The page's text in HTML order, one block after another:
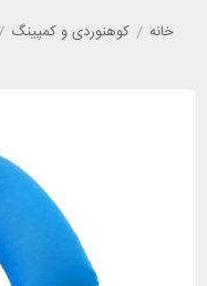
خانه/ کوهنوردی و کمپینگ/